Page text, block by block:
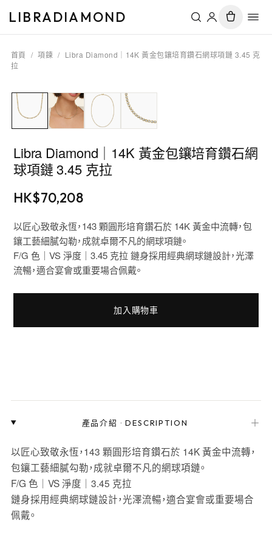
LIBRADIAMOND
首頁 / 項鍊 / Libra Diamond｜14K 黃金包鑲培育鑽石網球項鏈 3.45 克
拉
Libra Diamond｜14K 黃金包鑲培育鑽石網
球項鏈 3.45 克拉
HK$70,208
以匠心致敬永恆，143 顆圓形培育鑽石於 14K 黃金中流轉，包
鑲工藝細膩勾勒，成就卓爾不凡的網球項鏈。
F/G 色｜VS 淨度｜3.45 克拉 鏈身採用經典網球鏈設計，光澤
流暢，適合宴會或重要場合佩戴。
加入購物車
產品介紹 ·DESCRIPTION ＋
以匠心致敬永恆，143 顆圓形培育鑽石於 14K 黃金中流轉，
包鑲工藝細膩勾勒，成就卓爾不凡的網球項鏈。
F/G 色｜VS 淨度｜3.45 克拉
鏈身採用經典網球鏈設計，光澤流暢，適合宴會或重要場合
佩戴。